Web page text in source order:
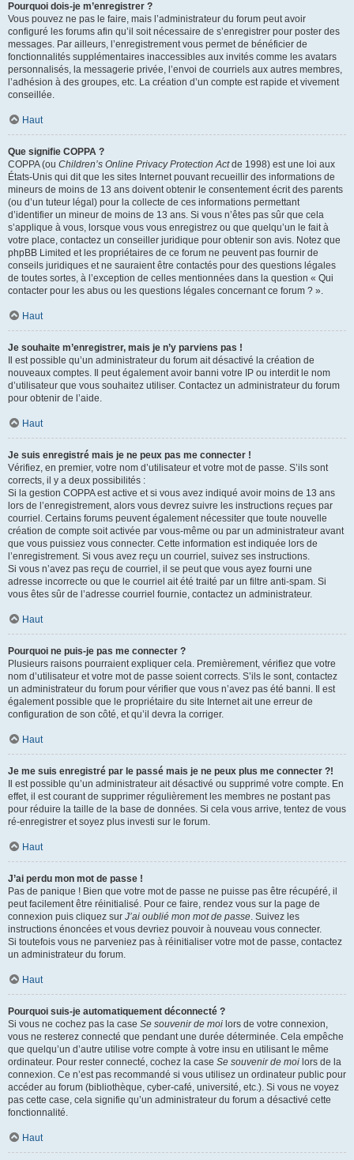
Pourquoi dois-je m’enregistrer ?
Vous pouvez ne pas le faire, mais l’administrateur du forum peut avoir
configuré les forums afin qu’il soit nécessaire de s’enregistrer pour poster des
messages. Par ailleurs, l’enregistrement vous permet de bénéficier de
fonctionnalités supplémentaires inaccessibles aux invités comme les avatars
personnalisés, la messagerie privée, l’envoi de courriels aux autres membres,
l’adhésion à des groupes, etc. La création d’un compte est rapide et vivement
conseillée.
Haut
Que signifie COPPA ?
COPPA (ou Children’s Online Privacy Protection Actde 1998) est une loi aux
États-Unis qui dit que les sites Internet pouvant recueillir des informations de
mineurs de moins de 13 ans doivent obtenir le consentement écrit des parents
(ou d’un tuteur légal) pour la collecte de ces informations permettant
d’identifier un mineur de moins de 13 ans. Si vous n’êtes pas sûr que cela
s’applique à vous, lorsque vous vous enregistrez ou que quelqu’un le fait à
votre place, contactez un conseiller juridique pour obtenir son avis. Notez que
phpBB Limited et les propriétaires de ce forum ne peuvent pas fournir de
conseils juridiques et ne sauraient être contactés pour des questions légales
de toutes sortes, à l’exception de celles mentionnées dans la question « Qui
contacter pour les abus ou les questions légales concernant ce forum ? ».
Haut
Je souhaite m’enregistrer, mais je n’y parviens pas !
Il est possible qu’un administrateur du forum ait désactivé la création de
nouveaux comptes. Il peut également avoir banni votre IP ou interdit le nom
d’utilisateur que vous souhaitez utiliser. Contactez un administrateur du forum
pour obtenir de l’aide.
Haut
Je suis enregistré mais je ne peux pas me connecter !
Vérifiez, en premier, votre nom d’utilisateur et votre mot de passe. S’ils sont
corrects, il y a deux possibilités :
Si la gestion COPPA est active et si vous avez indiqué avoir moins de 13 ans
lors de l’enregistrement, alors vous devrez suivre les instructions reçues par
courriel. Certains forums peuvent également nécessiter que toute nouvelle
création de compte soit activée par vous-même ou par un administrateur avant
que vous puissiez vous connecter. Cette information est indiquée lors de
l’enregistrement. Si vous avez reçu un courriel, suivez ses instructions.
Si vous n’avez pas reçu de courriel, il se peut que vous ayez fourni une
adresse incorrecte ou que le courriel ait été traité par un filtre anti-spam. Si
vous êtes sûr de l’adresse courriel fournie, contactez un administrateur.
Haut
Pourquoi ne puis-je pas me connecter ?
Plusieurs raisons pourraient expliquer cela. Premièrement, vérifiez que votre
nom d’utilisateur et votre mot de passe soient corrects. S’ils le sont, contactez
un administrateur du forum pour vérifier que vous n’avez pas été banni. Il est
également possible que le propriétaire du site Internet ait une erreur de
configuration de son côté, et qu’il devra la corriger.
Haut
Je me suis enregistré par le passé mais je ne peux plus me connecter ?!
Il est possible qu’un administrateur ait désactivé ou supprimé votre compte. En
effet, il est courant de supprimer régulièrement les membres ne postant pas
pour réduire la taille de la base de données. Si cela vous arrive, tentez de vous
ré-enregistrer et soyez plus investi sur le forum.
Haut
J’ai perdu mon mot de passe !
Pas de panique ! Bien que votre mot de passe ne puisse pas être récupéré, il
peut facilement être réinitialisé. Pour ce faire, rendez vous sur la page de
connexion puis cliquez sur J’ai oublié mon mot de passe. Suivez les
instructions énoncées et vous devriez pouvoir à nouveau vous connecter.
Si toutefois vous ne parveniez pas à réinitialiser votre mot de passe, contactez
un administrateur du forum.
Haut
Pourquoi suis-je automatiquement déconnecté ?
Si vous ne cochez pas la case Se souvenir de moi lors de votre connexion,
vous ne resterez connecté que pendant une durée déterminée. Cela empêche
que quelqu’un d’autre utilise votre compte à votre insu en utilisant le même
ordinateur. Pour rester connecté, cochez la case Se souvenir de moi lors de la
connexion. Ce n’est pas recommandé si vous utilisez un ordinateur public pour
accéder au forum (bibliothèque, cyber-café, université, etc.). Si vous ne voyez
pas cette case, cela signifie qu’un administrateur du forum a désactivé cette
fonctionnalité.
Haut